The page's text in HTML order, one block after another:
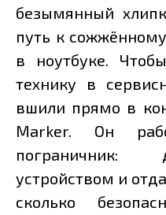
безымянный
путь к
в ноутбуке.
технику в
вшили прямо в
Marker. Он
пограничник:
устройством и
сколько